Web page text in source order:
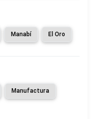
Manabí El Oro
Manufactura